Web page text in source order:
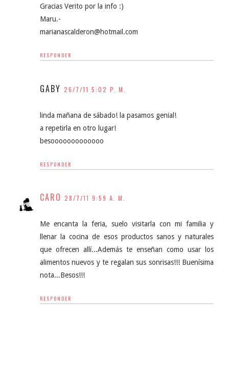
Gracias Verito por la info :)
Maru.-
marianascalderon@hotmail.com
RESPONDER
GABY 26/7/11 5:02 P. M.
linda mañana de sábado! la pasamos genial!
a repetirla en otro lugar!
besooooooooooooo
RESPONDER
CARO 28/7/11 9:59 A. M.
Me encanta la feria, suelo visitarla con mi familia y
llenar la cocina de esos productos sanos y naturales
que ofrecen allí...Además te enseñan como usar los
alimentos nuevos y te regalan sus sonrisas!!! Buenísima
nota...Besos!!!
RESPONDER